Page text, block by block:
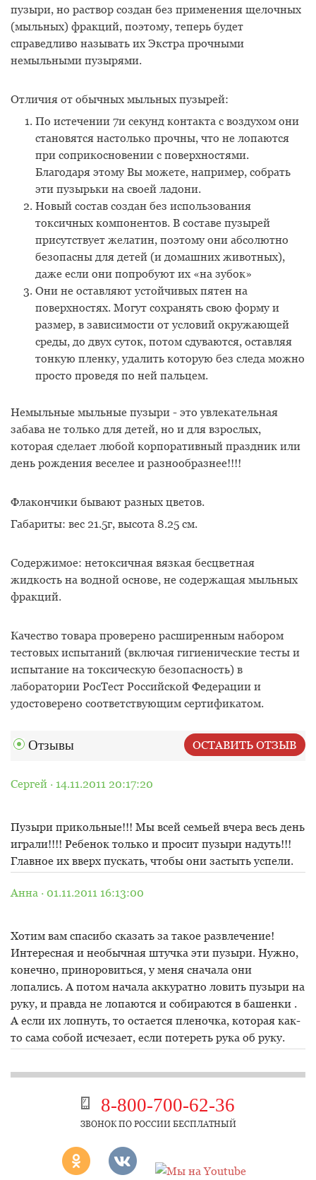
пузыри, но раствор создан без применения щелочных
(мыльных) фракций, поэтому, теперь будет
справедливо называть их Экстра прочными
немыльными пузырями.
Отличия от обычных мыльных пузырей:
По истечении 7и секунд контакта с воздухом они
становятся настолько прочны, что не лопаются
при соприкосновении с поверхностями.
Благодаря этому Вы можете, например, собрать
эти пузырьки на своей ладони.
Новый состав создан без использования
токсичных компонентов. В составе пузырей
присутствует желатин, поэтому они абсолютно
безопасны для детей (и домашних животных),
даже если они попробуют их «на зубок»
Они не оставляют устойчивых пятен на
поверхностях. Могут сохранять свою форму и
размер, в зависимости от условий окружающей
среды, до двух суток, потом сдуваются, оставляя
тонкую пленку, удалить которую без следа можно
просто проведя по ней пальцем.
Немыльные мыльные пузыри - это увлекательная
забава не только для детей, но и для взрослых,
которая сделает любой корпоративный праздник или
день рождения веселее и разнообразнее!!!!
Флакончики бывают разных цветов.
Габариты: вес 21.5г, высота 8.25 см.
Содержимое: нетоксичная вязкая бесцветная
жидкость на водной основе, не содержащая мыльных
фракций.
Качество товара проверено расширенным набором
тестовых испытаний (включая гигиенические тесты и
испытание на токсическую безопасность) в
лаборатории РосТест Российской Федерации и
удостоверено соответствующим сертификатом.
Отзывы ОСТАВИТЬ ОТЗЫВ
Сергей · 14.11.2011 20:17:20
Пузыри прикольные!!! Мы всей семьей вчера весь день
играли!!!! Ребенок только и просит пузыри надуть!!!
Главное их вверх пускать, чтобы они застыть успели.
Анна · 01.11.2011 16:13:00
Хотим вам спасибо сказать за такое развлечение!
Интересная и необычная штучка эти пузыри. Нужно,
конечно, приноровиться, у меня сначала они
лопались. А потом начала аккуратно ловить пузыри на
руку, и правда не лопаются и собираются в башенки .
А если их лопнуть, то остается пленочка, которая как-
то сама собой исчезает, если потереть рука об руку.
8-800-700-62-36
ЗВОНОК ПО РОССИИ БЕСПЛАТНЫЙ